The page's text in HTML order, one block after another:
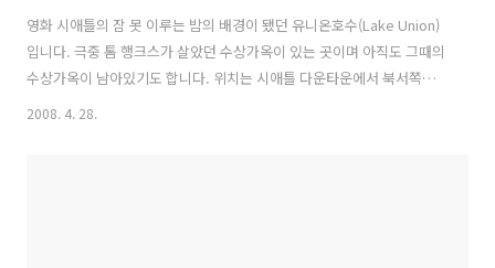
영화 시애틀의 잠 못 이루는 밤의 배경이 됐던 유니온호수(Lake Union)
입니다. 극중 톰 행크스가 살았던 수상가옥이 있는 곳이며 아직도 그때의
수상가옥이 남아있기도 합니다. 위치는 시애틀 다운타운에서 북서쪽에
위치해 있습니다. 시애틀 다운타운에서 이 곳까지 경전철이 다닙니다. 최
2008. 4. 28.